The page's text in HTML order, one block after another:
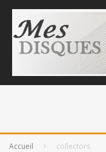
Accueil collectors